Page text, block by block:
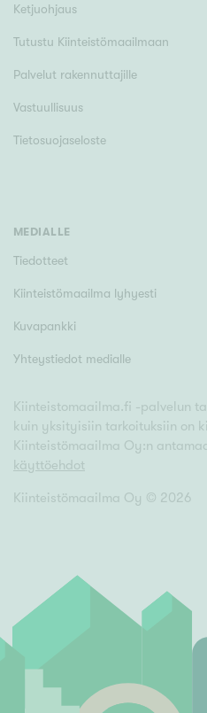
Ominaisuudet
Hissi
Oma sauna
Ketjuohjaus
Tutustu Kiinteistömaailmaan
Palvelut rakennuttajille
Vastuullisuus
Tietosuojaseloste
MEDIALLE
Tiedotteet
Kiinteistömaailma lyhyesti
Kuvapankki
Yhteystiedot medialle
Kiinteistomaailma.fi -palvelun
kuin yksityisiin tarkoituksiin on
Kiinteistömaailma Oy:n
käyttöehdot
Kiinteistömaailma Oy © 2026